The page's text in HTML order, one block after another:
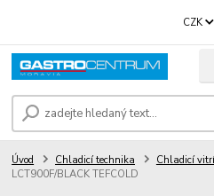
CZK
Úvod Chladicí technika Chladicí
LCT900F/BLACK TEFCOLD